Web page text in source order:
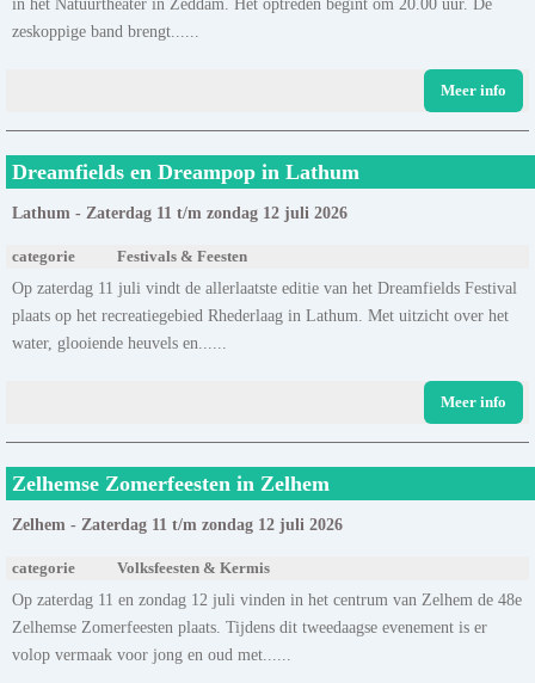
zeskoppige band brengt......
Meer info
Dreamfields en Dreampop in Lathum
Lathum - Zaterdag 11 t/m zondag 12 juli 2026
categorie Festivals & Feesten
Op zaterdag 11 juli vindt de allerlaatste editie van het Dreamfields Festival
plaats op het recreatiegebied Rhederlaag in Lathum. Met uitzicht over het
water, glooiende heuvels en......
Meer info
Zelhemse Zomerfeesten in Zelhem
Zelhem - Zaterdag 11 t/m zondag 12 juli 2026
categorie Volksfeesten & Kermis
Op zaterdag 11 en zondag 12 juli vinden in het centrum van Zelhem de 48e
Zelhemse Zomerfeesten plaats. Tijdens dit tweedaagse evenement is er
volop vermaak voor jong en oud met......